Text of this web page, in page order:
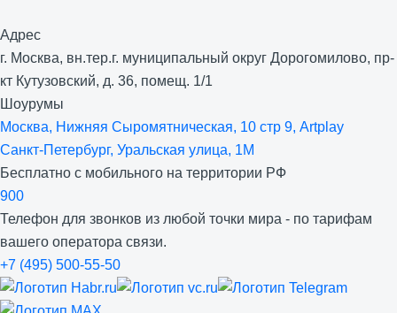
Адрес
г. Москва, вн.тер.г. муниципальный округ Дорогомилово, пр-
кт Кутузовский, д. 36, помещ. 1/1
Шоурумы
Москва, Нижняя Сыро­мятническая, 10 стр 9, Artplay
Санкт-Петербург, Уральская улица, 1М
Бесплатно с мобильного на территории РФ
900
Телефон для звонков из любой точки мира - по тарифам
вашего оператора связи.
+7 (495) 500-55-50